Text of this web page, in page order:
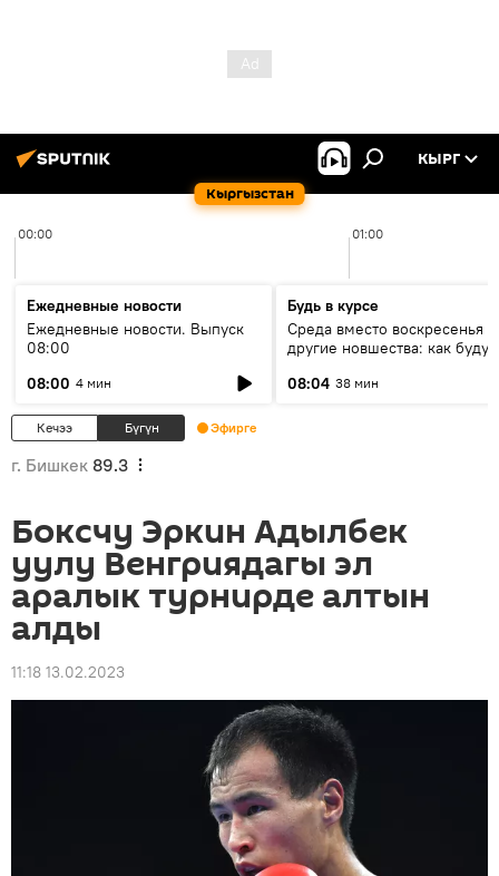
Кыргызстан
КЫРГ
00:00 01:00
Ежедневные новости
Ежедневные новости. Выпуск
08:00
08:00 4 мин
Будь в курсе
Среда вместо воскресенья и
другие новшества: как будут
08:04 38 мин
Кечээ Бүгүн Эфирге
г. Бишкек 89.3
Боксчу Эркин Адылбек
уулу Венгриядагы эл
аралык турнирде алтын
алды
11:18 13.02.2023